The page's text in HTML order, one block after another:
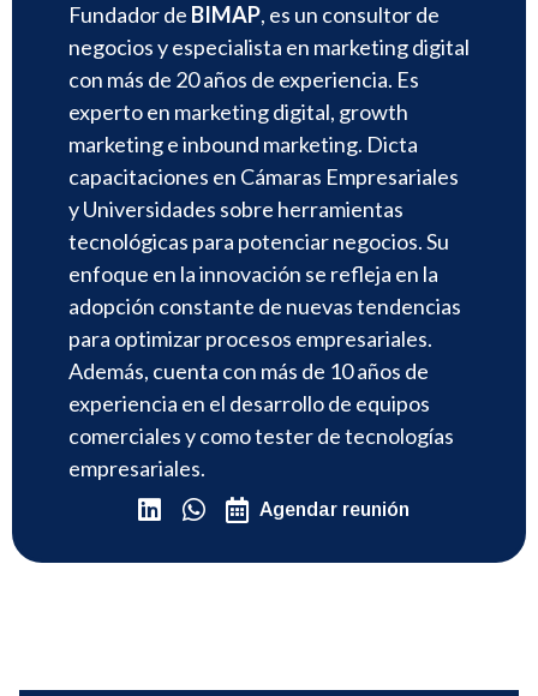
Fundador de BIMAP, es un consultor de
negocios y especialista en marketing digital
con más de 20 años de experiencia. Es
experto en marketing digital, growth
marketing e inbound marketing. Dicta
capacitaciones en Cámaras Empresariales
y Universidades sobre herramientas
tecnológicas para potenciar negocios. Su
enfoque en la innovación se refleja en la
adopción constante de nuevas tendencias
para optimizar procesos empresariales.
Además, cuenta con más de 10 años de
experiencia en el desarrollo de equipos
comerciales y como tester de tecnologías
empresariales.
Agendar reunión